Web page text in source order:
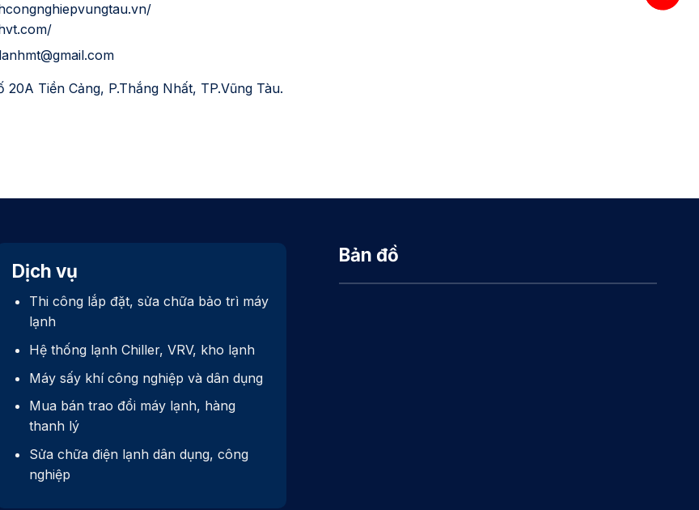
20A Tiền Cảng, P.Thắng Nhất, TP.Vũng Tàu.
Dịch vụ
Thi công lắp đặt, sửa chữa bảo trì máy
lạnh
Hệ thống lạnh Chiller, VRV, kho lạnh
Máy sấy khí công nghiệp và dân dụng
Mua bán trao đổi máy lạnh, hàng
thanh lý
Sửa chữa điện lạnh dân dụng, công
nghiệp
Bản đồ